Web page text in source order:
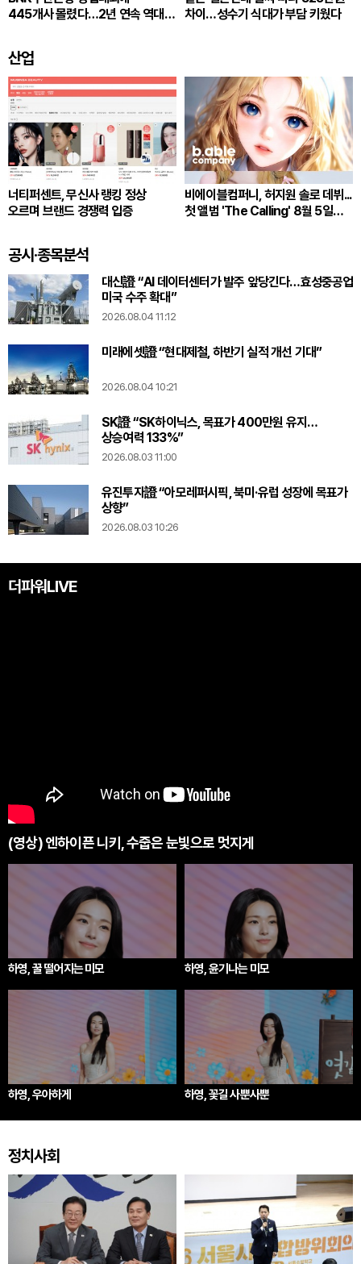
445개사 몰렸다…2년 연속 역대
차이…성수기 식대가 부담 키웠다
산업
너티퍼센트, 무신사 랭킹 정상
오르며 브랜드 경쟁력 입증
비에이블컴퍼니, 허지원 솔로 데뷔...
첫 앨범 'The Calling' 8월 5일
공시·종목분석
대신證 “AI 데이터센터가 발주 앞당긴다…효성중공업
미국 수주 확대”
2026.08.04 11:12
미래에셋證 “현대제철, 하반기 실적 개선 기대”
2026.08.04 10:21
SK證 “SK하이닉스, 목표가 400만원 유지…
상승여력 133%”
2026.08.03 11:00
유진투자證 “아모레퍼시픽, 북미·유럽 성장에 목표가
상향”
2026.08.03 10:26
더파워LIVE
(영상) 엔하이픈 니키, 수줍은 눈빛으로 멋지게
하영, 꿀 떨어지는 미모 하영, 윤기나는 미모
하영, 우아하게 하영, 꽃길 사뿐사뿐
정치사회